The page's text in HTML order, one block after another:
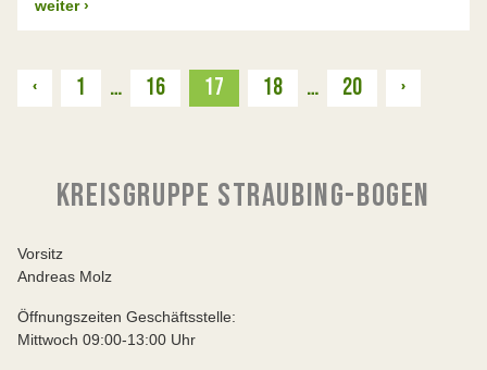
weiter ›
Zurück
‹ 1 … 16 17 18 … 20 ›Weiter
KREISGRUPPE STRAUBING-BOGEN
Vorsitz
Andreas Molz
Öffnungszeiten Geschäftsstelle:
Mittwoch 09:00-13:00 Uhr